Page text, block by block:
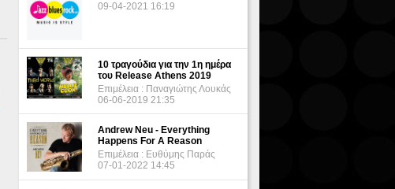
09-04-2021 16:19
10 τραγούδια για την 1η ημέρα
του Release Athens 2019
Επιμέλεια : Παναγιώτης Λουκάς
06-06-2019 21:35
Andrew Neu - Everything
Happens For A Reason
Επιμέλεια : Ευθύμης Παράς
07-01-2022 14:45